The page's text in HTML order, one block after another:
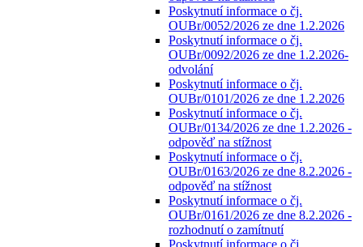
Poskytnutí informace o čj.
OUBr/0052/2026 ze dne 1.2.2026
Poskytnutí informace o čj.
OUBr/0092/2026 ze dne 1.2.2026-
odvolání
Poskytnutí informace o čj.
OUBr/0101/2026 ze dne 1.2.2026
Poskytnutí informace o čj.
OUBr/0134/2026 ze dne 1.2.2026 -
odpověď na stížnost
Poskytnutí informace o čj.
OUBr/0163/2026 ze dne 8.2.2026 -
odpověď na stížnost
Poskytnutí informace o čj.
OUBr/0161/2026 ze dne 8.2.2026 -
rozhodnutí o zamítnutí
Poskytnutí informace o čj.